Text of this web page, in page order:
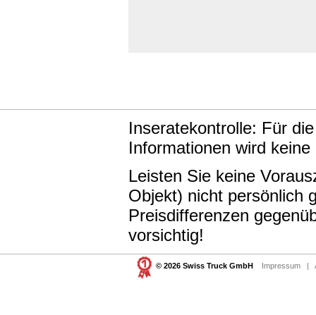
Inseratekontrolle: Für
Informationen wird
Leisten Sie keine
Objekt) nicht persönlich
Preisdifferenzen
vorsichtig!
© 2026 Swiss Truck GmbH Impressum |